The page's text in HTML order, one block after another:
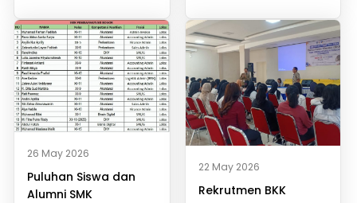
26 May 2026
Puluhan Siswa dan
Alumni SMK
22 May 2026
Rekrutmen BKK